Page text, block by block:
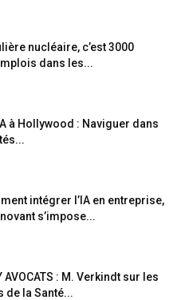
nucléaire, c’est 3000
dans les...
à Hollywood : Naviguer dans
intégrer l’IA en entreprise,
s’impose...
AVOCATS : M. Verkindt sur les
de la Santé...